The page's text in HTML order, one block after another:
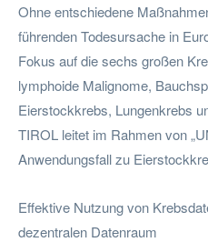
Ohne entschiedene
führenden Todesursache in
Fokus auf die sechs großen
lymphoide Malignome,
Eierstockkrebs, Lungenkrebs
TIROL leitet im Rahmen von
Anwendungsfall zu
Effektive Nutzung von
dezentralen Datenraum